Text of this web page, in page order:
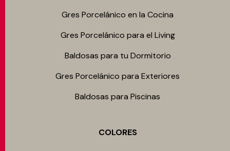
Gres Porcelánico en la Cocina
Gres Porcelánico para el Living
Baldosas para tu Dormitorio
Gres Porcelánico para Exteriores
Baldosas para Piscinas
COLORES